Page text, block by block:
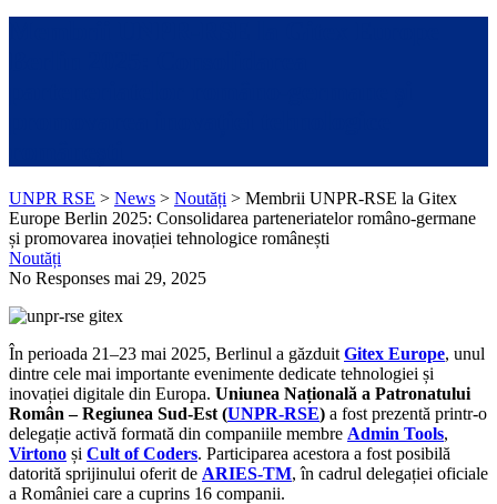
UNPR RSE > News > Noutăți > Membrii UNPR-RSE la Gitex
Europe Berlin 2025: Consolidarea parteneriatelor româno-germane
și promovarea inovației tehnologice românești
Noutăți
No Responses mai 29, 2025
În perioada 21–23 mai 2025, Berlinul a găzduit Gitex Europe, unul
dintre cele mai importante evenimente dedicate tehnologiei și
inovației digitale din Europa. Uniunea Națională a Patronatului
Român – Regiunea Sud-Est (UNPR-RSE) a fost prezentă printr-o
delegație activă formată din companiile membre Admin Tools,
Virtono și Cult of Coders. Participarea acestora a fost posibilă
datorită sprijinului oferit de ARIES-TM, în cadrul delegației oficiale
a României care a cuprins 16 companii.